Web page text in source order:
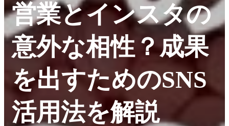
営業とインスタの
意外な相性？成果
を出すためのSNS
活用法を解説